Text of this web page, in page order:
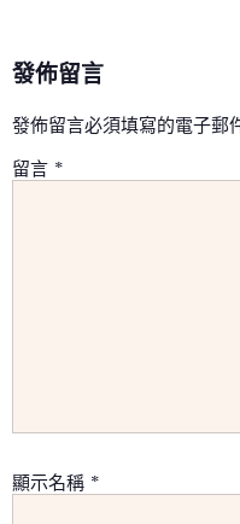
發佈留言
發佈留言必須填寫的電子郵
留言 *
顯示名稱 *